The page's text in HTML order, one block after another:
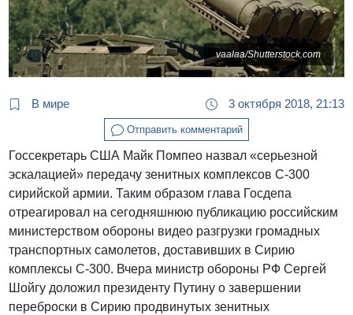
vaalaa/Shutterstock.com
В мире 3 октября 2018, 21:13
Отправить комментарий
Госсекретарь США Майк Помпео назвал «серьезной
эскалацией» передачу зенитных комплексов С-300
сирийской армии. Таким образом глава Госдепа
отреагировал на сегодняшнюю публикацию российским
министерством обороны видео разгрузки громадных
транспортных самолетов, доставивших в Сирию
комплексы С-300. Вчера министр обороны РФ Сергей
Шойгу доложил президенту Путину о завершении
переброски в Сирию продвинутых зенитных